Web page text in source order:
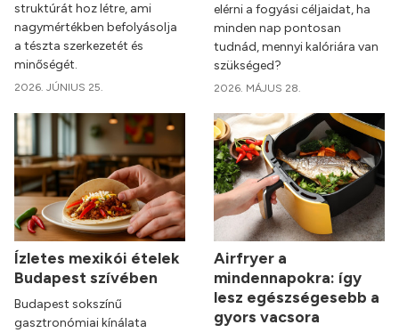
struktúrát hoz létre, ami
nagymértékben befolyásolja
a tészta szerkezetét és
minőségét.
2026. JÚNIUS 25.
elérni a fogyási céljaidat, ha
minden nap pontosan
tudnád, mennyi kalóriára van
szükséged?
2026. MÁJUS 28.
Ízletes mexikói ételek
Budapest szívében
Budapest sokszínű
gasztronómiai kínálata
Airfryer a
mindennapokra: így
lesz egészségesebb a
gyors vacsora